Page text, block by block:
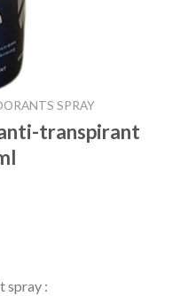
SPRAY
transpirant
spray :